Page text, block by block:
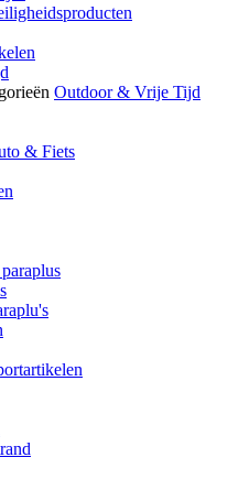
Outdoor & Vrije Tijd
& Fiets